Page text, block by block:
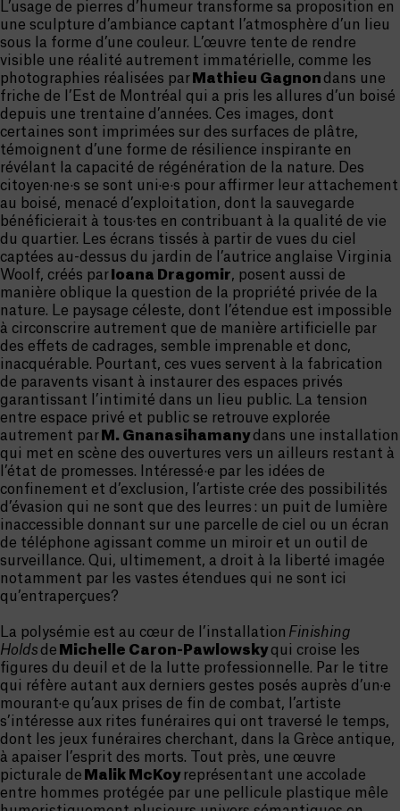
L’usage de pierres d’humeur transforme sa proposition en
une sculpture d’ambiance captant l’atmosphère d’un lieu
sous la forme d’une couleur. L’œuvre tente de rendre
visible une réalité autrement immatérielle, comme les
photographies réalisées par Mathieu Gagnon dans une
friche de l’Est de Montréal qui a pris les allures d’un boisé
depuis une trentaine d’années. Ces images, dont
certaines sont imprimées sur des surfaces de plâtre,
témoignent d’une forme de résilience inspirante en
révélant la capacité de régénération de la nature. Des
citoyen·ne·s se sont uni·e·s pour affirmer leur attachement
au boisé, menacé d’exploitation, dont la sauvegarde
bénéficierait à tous·tes en contribuant à la qualité de vie
du quartier. Les écrans tissés à partir de vues du ciel
captées au-dessus du jardin de l’autrice anglaise Virginia
Woolf, créés par Ioana Dragomir, posent aussi de
manière oblique la question de la propriété privée de la
nature. Le paysage céleste, dont l’étendue est impossible
à circonscrire autrement que de manière artificielle par
des effets de cadrages, semble imprenable et donc,
inacquérable. Pourtant, ces vues servent à la fabrication
de paravents visant à instaurer des espaces privés
garantissant l’intimité dans un lieu public. La tension
entre espace privé et public se retrouve explorée
autrement par M. Gnanasihamanydans une installation
qui met en scène des ouvertures vers un ailleurs restant à
l’état de promesses. Intéressé·e par les idées de
confinement et d’exclusion, l’artiste crée des possibilités
d’évasion qui ne sont que des leurres : un puit de lumière
inaccessible donnant sur une parcelle de ciel ou un écran
de téléphone agissant comme un miroir et un outil de
surveillance. Qui, ultimement, a droit à la liberté imagée
notamment par les vastes étendues qui ne sont ici
qu’entraperçues?
La polysémie est au cœur de l’installation Finishing
Holds de Michelle Caron-Pawlowskyqui croise les
figures du deuil et de la lutte professionnelle. Par le titre
qui réfère autant aux derniers gestes posés auprès d’un·e
mourant·e qu’aux prises de fin de combat, l’artiste
s’intéresse aux rites funéraires qui ont traversé le temps,
dont les jeux funéraires cherchant, dans la Grèce antique,
à apaiser l’esprit des morts. Tout près, une œuvre
picturale de Malik McKoyreprésentant une accolade
entre hommes protégée par une pellicule plastique mêle